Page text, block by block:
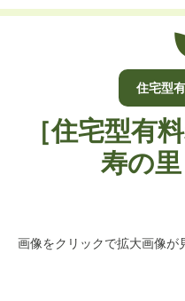
住宅型
［住宅型有
寿の
画像をクリックで拡大画像が